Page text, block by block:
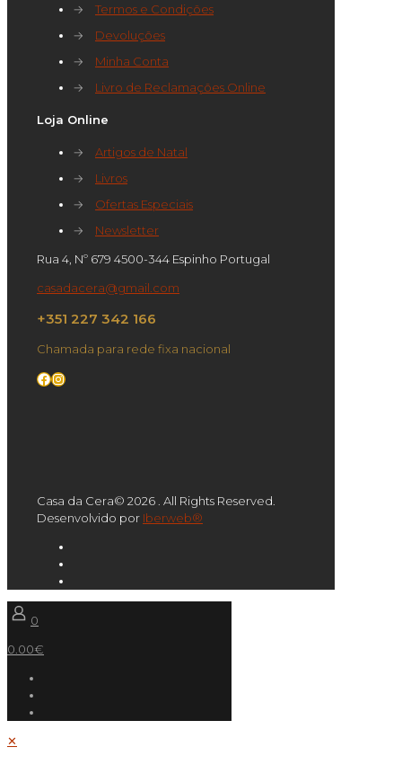
→
Termos e Condições
→
Devoluções
→
Minha Conta
→
Livro de Reclamações Online
Loja Online
→
Artigos de Natal
→
Livros
→
Ofertas Especiais
→
Newsletter
Rua 4, Nº 679 4500-344 Espinho Portugal
casadacera@gmail.com
+351 227 342 166
Chamada para rede fixa nacional
Facebook
Instagram
Casa da Cera© 2026 . All Rights Reserved.
Desenvolvido por Iberweb®
0
0.00€
✕